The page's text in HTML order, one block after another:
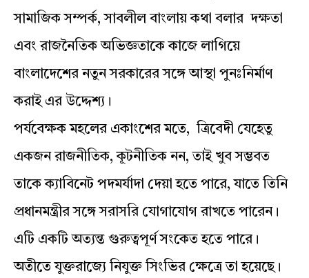
সামাজিক সম্পর্ক, সাবলীল বাংলায় কথা বলার দক্ষতা
এবং রাজনৈতিক অভিজ্ঞতাকে কাজে লাগিয়ে
বাংলাদেশের নতুন সরকারের সঙ্গে আস্থা পুনঃনির্মাণ
করাই এর উদ্দেশ্য।
পর্যবেক্ষক মহলের একাংশের মতে, ত্রিবেদী যেহেতু
একজন রাজনীতিক, কূটনীতিক নন, তাই খুব সম্ভবত
তাকে ক্যাবিনেট পদমর্যাদা দেয়া হতে পারে, যাতে তিনি
প্রধানমন্ত্রীর সঙ্গে সরাসরি যোগাযোগ রাখতে পারেন।
এটি একটি অত্যন্ত গুরুত্বপূর্ণ সংকেত হতে পারে।
অতীতে যুক্তরাজ্যে নিযুক্ত সিংভির ক্ষেত্রে তা হয়েছে।